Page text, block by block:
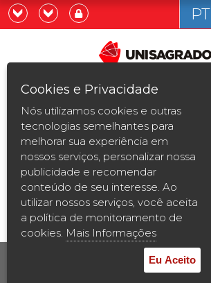
Graduação
Pós-graduação e
Curta Duração
Vestibular
2ª Graduação
Transferência
Já sou
Quero ser
PT
ESTUDE AQUI
BOLSAS E
ENTRE EM
Cookies e Privacidade
Nós utilizamos cookies e outras
tecnologias semelhantes para
melhorar sua experiência em
nossos serviços, personalizar nossa
publicidade e recomendar
conteúdo de seu interesse. Ao
utilizar nossos serviços, você aceita
a política de monitoramento de
cookies. Mais Informações
Eu Aceito